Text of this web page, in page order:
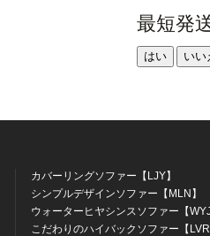
最短発
はい いい
カバーリングソファー【LJY】
シンプルデザインソファー【MLN】
ウォーターヒヤシンスソファー【
こだわりのハイバックソファー【